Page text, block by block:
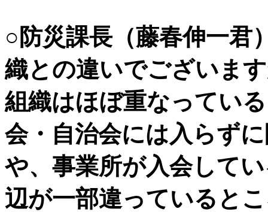
○防災課長（藤春伸一
織との違いでございま
組織はほぼ重なってい
会・自治会には入らず
や、事業所が入会して
辺が一部違っていると